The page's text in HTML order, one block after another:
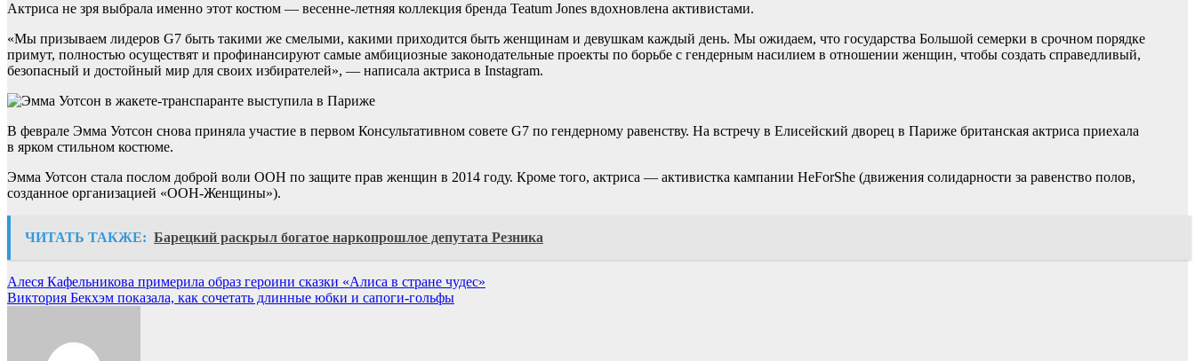
Актриса не зря выбрала именно этот костюм — весенне-летняя коллекция бренда Teatum Jones вдохновлена активистами.
«Мы призываем лидеров G7 быть такими же смелыми, какими приходится быть женщинам и девушкам каждый день. Мы ожидаем, что государства Большой семерки в срочном порядке
примут, полностью осуществят и профинансируют самые амбициозные законодательные проекты по борьбе с гендерным насилием в отношении женщин, чтобы создать справедливый,
безопасный и достойный мир для своих избирателей», — написала актриса в Instagram.
В феврале Эмма Уотсон снова приняла участие в первом Консультативном совете G7 по гендерному равенству. На встречу в Елисейский дворец в Париже британская актриса приехала
в ярком стильном костюме.
Эмма Уотсон стала послом доброй воли ООН по защите прав женщин в 2014 году. Кроме того, актриса — активистка кампании HeForShe (движения солидарности за равенство полов,
созданное организацией «ООН-Женщины»).
ЧИТАТЬ ТАКЖЕ: Барецкий раскрыл богатое наркопрошлое депутата Резника
Навигация
по
Алеся Кафельникова примерила образ героини сказки «Алиса в стране чудес»
Виктория Бекхэм показала, как сочетать длинные юбки и сапоги-гольфы